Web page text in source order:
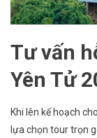
Tư vấn
Yên Tử
Khi lên kế hoạch
lựa chọn tour trọn